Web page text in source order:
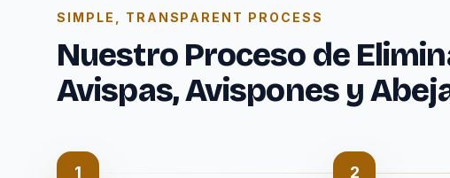
SIMPLE, TRANSPARENT PROCESS
Nuestro Proceso de
Avispas, Avispones y
1 2